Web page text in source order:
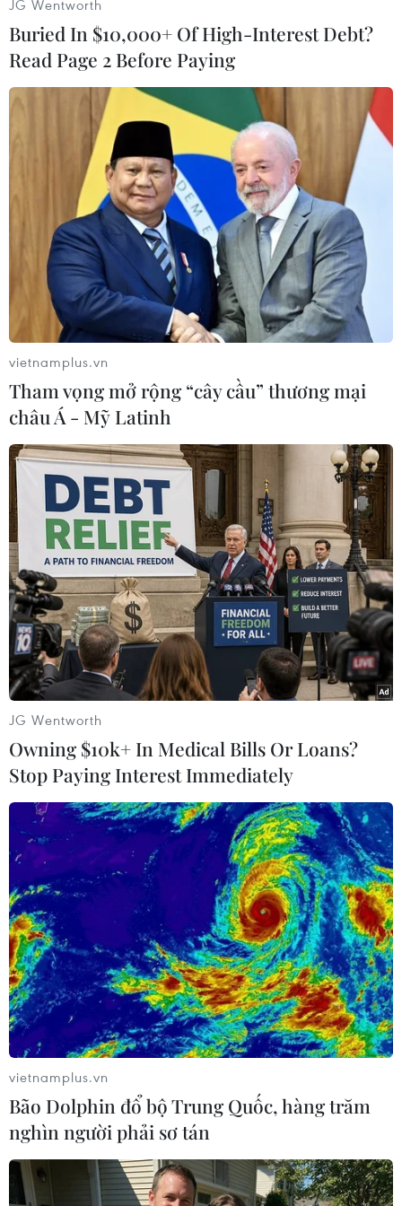
Ngay sau vụ việc, cảnh sát đã có mặt và phong tỏa hiện
trường.
Theo báo chí, ngoài 9 người thiệt mạng, bệnh viện Sunnybrook
ở Toronto cho biết có 7 người đang ở trong tình trạng nguy kịch.
(Nguồn: AP)
Người thân của các nạn nhân trong vụ đâm xe. (Nguồn: AP)
JG Wentworth
Buried In $10,000+ Of High-Interest Debt?
Read Page 2 Before Paying
vietnamplus.vn
Tham vọng mở rộng “cây cầu” thương mại
châu Á - Mỹ Latinh
JG Wentworth
Owning $10k+ In Medical Bills Or Loans?
Stop Paying Interest Immediately
vietnamplus.vn
Bão Dolphin đổ bộ Trung Quốc, hàng trăm
nghìn người phải sơ tán